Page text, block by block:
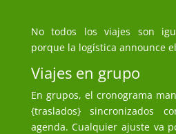
No todos los viajes son
porque la logística announce
Viajes en grupo
En grupos, el cronograma
{traslados} sincronizados
agenda. Cualquier ajuste va